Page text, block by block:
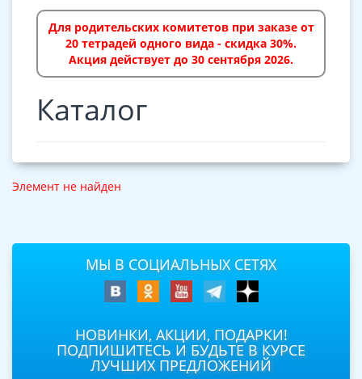
Для родительских комитетов при заказе от
20 тетрадей одного вида - скидка 30%.
Акция действует до 30 сентября 2026.
Каталог
Элемент не найден
МЫ В СОЦИАЛЬНЫХ СЕТЯХ
НОВИНКИ, АКЦИИ, ПОДАРКИ!
ПОДПИШИТЕСЬ И БУДЬТЕ В КУРСЕ
ЛУЧШИХ ПРЕДЛОЖЕНИЙ